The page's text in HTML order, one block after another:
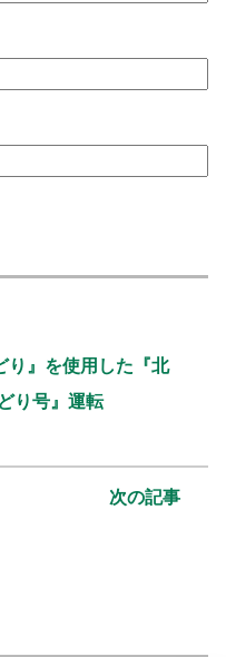
り』を使用した『北
り号』運転
次の記事